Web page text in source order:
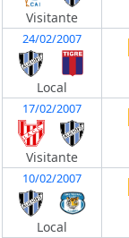
Visitante
24/02/2007
Local
17/02/2007
Visitante
10/02/2007
Local